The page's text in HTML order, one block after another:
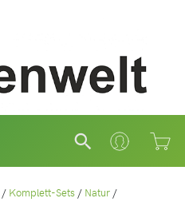
Suchen
/ Komplett-Sets / Natur /